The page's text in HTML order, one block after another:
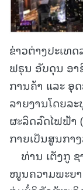
ຂ່າວຕ່າງປະເທ
ຟຣຸນ ອັບດຸນ ອາ
ການຄ້າ ແລະ ອຸ
ລາຍງານໂດຍລ
ຜະລິດລົດໄຟຟ້າ
ກາຍເປັນສູນກາ
ທ່ານ ເຕັງກູ ຊ
ໜູນຄວາມພະຍ